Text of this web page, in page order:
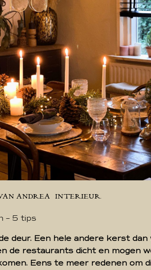
ANDREA INTERIEUR
– 5 tips
deur. Een hele andere kerst dan
de restaurants dicht en mogen
Eens te meer redenen om